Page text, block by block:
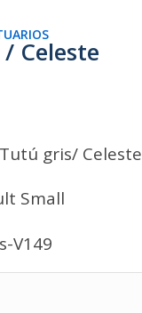
Celeste
gris/ Celeste
Small
V149